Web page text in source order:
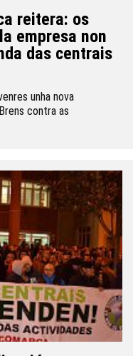
reitera: os
empresa non
das centrais
unha nova
contra as